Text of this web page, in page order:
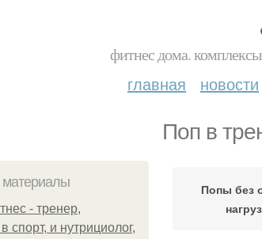
фитнес дома.
главная новости
Поп в
- тренер,
спорт, и нутрициолог,
Попы без